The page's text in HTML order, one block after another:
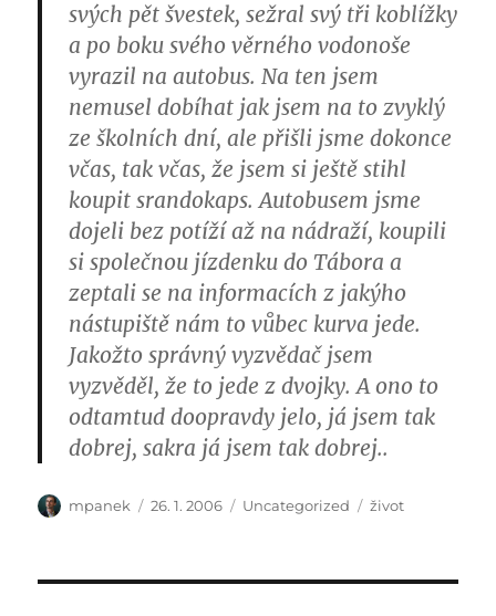
svých pět švestek, sežral svý tři koblížky
a po boku svého věrného vodonoše
vyrazil na autobus. Na ten jsem
nemusel dobíhat jak jsem na to zvyklý
ze školních dní, ale přišli jsme dokonce
včas, tak včas, že jsem si ještě stihl
koupit srandokaps. Autobusem jsme
dojeli bez potíží až na nádraží, koupili
si společnou jízdenku do Tábora a
zeptali se na informacích z jakýho
nástupiště nám to vůbec kurva jede.
Jakožto správný vyzvědač jsem
vyzvěděl, že to jede z dvojky. A ono to
odtamtud doopravdy jelo, já jsem tak
dobrej, sakra já jsem tak dobrej..
Author
mpanek
Posted
26. 1. 2006 Categories
Uncategorized Tags
život